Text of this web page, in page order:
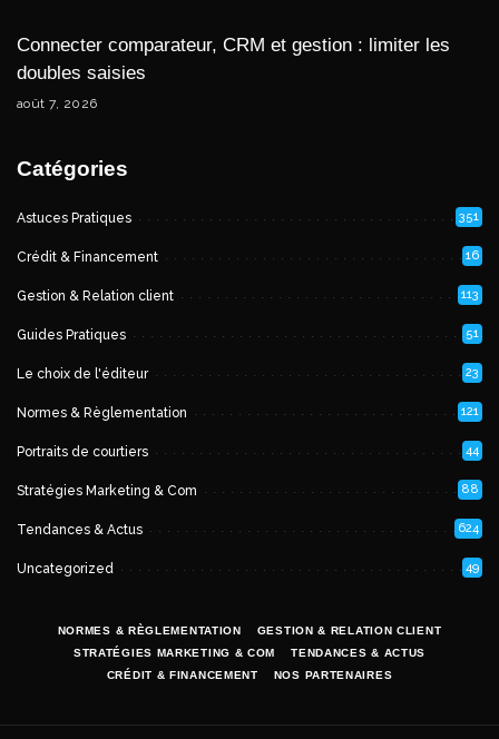
Connecter comparateur, CRM et gestion : limiter les
doubles saisies
août 7, 2026
Catégories
Astuces Pratiques 351
Crédit & Financement 16
Gestion & Relation client 113
Guides Pratiques 51
Le choix de l'éditeur 23
Normes & Règlementation 121
Portraits de courtiers 44
Stratégies Marketing & Com 88
Tendances & Actus 624
Uncategorized 49
NORMES & RÈGLEMENTATION
GESTION & RELATION CLIENT
STRATÉGIES MARKETING & COM
TENDANCES & ACTUS
CRÉDIT & FINANCEMENT
NOS PARTENAIRES